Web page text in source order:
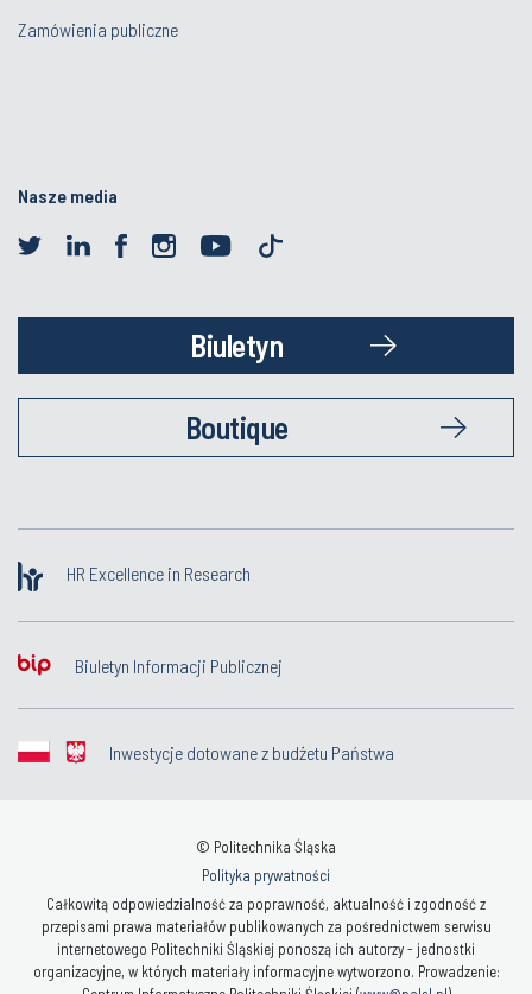
Zamówienia publiczne
Nasze media
Biuletyn
Boutique
HR Excellence in Research
Biuletyn Informacji Publicznej
Inwestycje dotowane z budżetu Państwa
© Politechnika Śląska
Polityka prywatności
Całkowitą odpowiedzialność za poprawność, aktualność i zgodność z
przepisami prawa materiałów publikowanych za pośrednictwem serwisu
internetowego Politechniki Śląskiej ponoszą ich autorzy - jednostki
organizacyjne, w których materiały informacyjne wytworzono. Prowadzenie: